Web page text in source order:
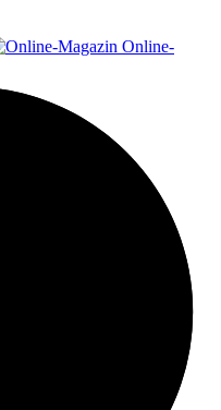
Online-